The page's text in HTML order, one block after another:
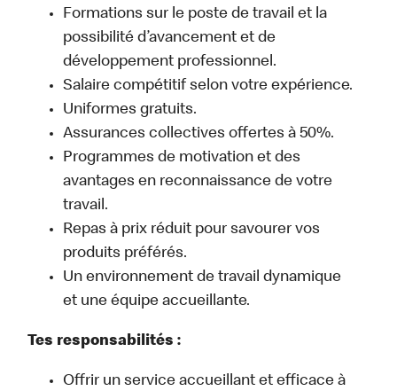
Formations sur le poste de travail et la
possibilité d’avancement et de
développement professionnel.
Salaire compétitif selon votre expérience.
Uniformes gratuits.
Assurances collectives offertes à 50%.
Programmes de motivation et des
avantages en reconnaissance de votre
travail.
Repas à prix réduit pour savourer vos
produits préférés.
Un environnement de travail dynamique
et une équipe accueillante.
Tes responsabilités :
Offrir un service accueillant et efficace à